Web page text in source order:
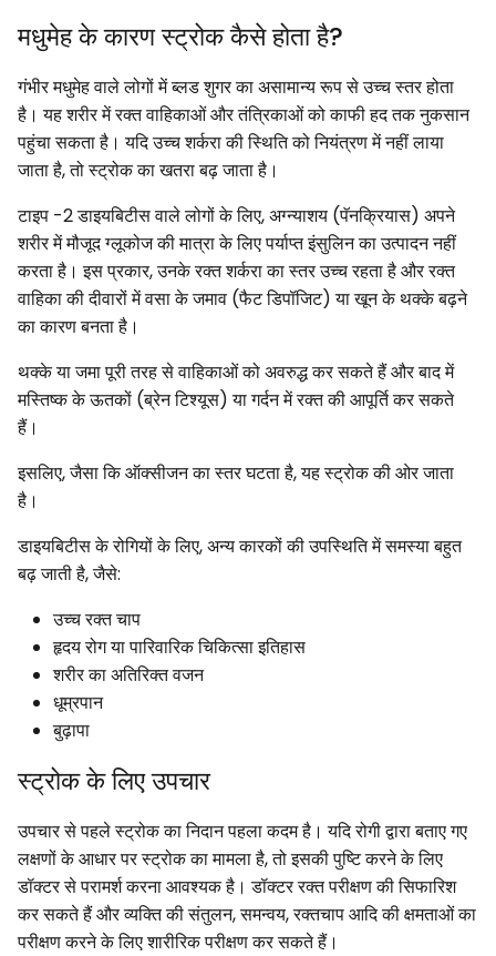
मधुमेह के कारण स्ट्रोक कैसे होता है?
गंभीर मधुमेह वाले लोगों में ब्लड शुगर का असामान्य रूप से उच्च स्तर होता
है। यह शरीर में रक्त वाहिकाओं और तंत्रिकाओं को काफी हद तक नुकसान
पहुंचा सकता है। यदि उच्च शर्करा की स्थिति को नियंत्रण में नहीं लाया
जाता है, तो स्ट्रोक का खतरा बढ़ जाता है।
टाइप -2 डाइयबिटीस वाले लोगों के लिए, अग्न्याशय (पॅनक्रियास) अपने
शरीर में मौजूद ग्लूकोज की मात्रा के लिए पर्याप्त इंसुलिन का उत्पादन नहीं
करता है। इस प्रकार, उनके रक्त शर्करा का स्तर उच्च रहता है और रक्त
वाहिका की दीवारों में वसा के जमाव (फैट डिपॉजिट) या खून के थक्के बढ़ने
का कारण बनता है।
थक्के या जमा पूरी तरह से वाहिकाओं को अवरुद्ध कर सकते हैं और बाद में
मस्तिष्क के ऊतकों (ब्रेन टिश्यूस) या गर्दन में रक्त की आपूर्ति कर सकते
हैं।
इसलिए, जैसा कि ऑक्सीजन का स्तर घटता है, यह स्ट्रोक की ओर जाता
है।
डाइयबिटीस के रोगियों के लिए, अन्य कारकों की उपस्थिति में समस्या बहुत
बढ़ जाती है, जैसे:
उच्च रक्त चाप
हृदय रोग या पारिवारिक चिकित्सा इतिहास
शरीर का अतिरिक्त वजन
धूम्रपान
बुढ़ापा
स्ट्रोक के लिए उपचार
उपचार से पहले स्ट्रोक का निदान पहला कदम है। यदि रोगी द्वारा बताए गए
लक्षणों के आधार पर स्ट्रोक का मामला है, तो इसकी पुष्टि करने के लिए
डॉक्टर से परामर्श करना आवश्यक है। डॉक्टर रक्त परीक्षण की सिफारिश
कर सकते हैं और व्यक्ति की संतुलन, समन्वय, रक्तचाप आदि की क्षमताओं का
परीक्षण करने के लिए शारीरिक परीक्षण कर सकते हैं।